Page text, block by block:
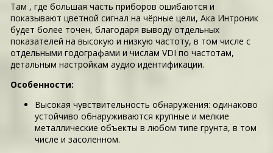
Там , где большая часть приборов ошибаются и
показывают цветной сигнал на чёрные цели, Ака Интроник
будет более точен, благодаря выводу отдельных
показателей на высокую и низкую частоту, в том числе с
отдельными годографами и числам VDI по частотам,
детальным настройкам аудио идентификации.
Особенности:
Высокая чувствительность обнаружения: одинаково
устойчиво обнаруживаются крупные и мелкие
металлические объекты в любом типе грунта, в том
числе и засоленном.